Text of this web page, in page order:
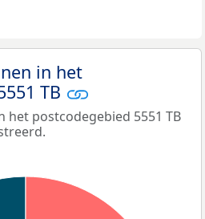
in het
TB
het postcodegebied 5551 TB